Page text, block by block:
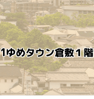
めタウン倉敷１階